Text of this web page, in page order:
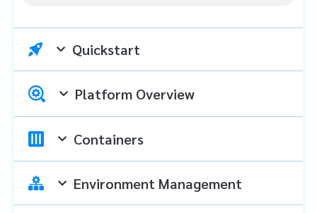
Quickstart
Platform Overview
Containers
Environment Management